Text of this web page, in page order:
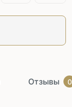
Отзывы 0